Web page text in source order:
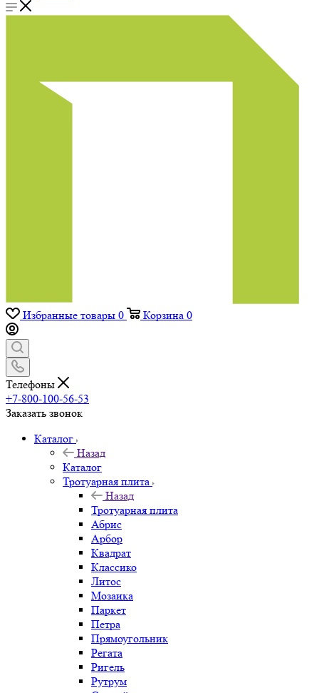
Избранные товары 0 Корзина 0
Телефоны
+7-800-100-56-53
Заказать звонок
Каталог
Назад
Каталог
Тротуарная плита
Назад
Тротуарная плита
Абрис
Арбор
Квадрат
Классико
Литос
Мозаика
Паркет
Петра
Прямоугольник
Регата
Ригель
Рутрум